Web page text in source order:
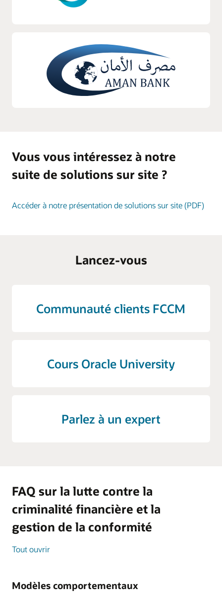
Vous vous intéressez à notre
suite de solutions sur site ?
Accéder à notre présentation de solutions sur site (PDF)
Lancez-vous
Communauté clients FCCM
Cours Oracle University
Parlez à un expert
FAQ sur la lutte contre la
criminalité financière et la
gestion de la conformité
Tout ouvrir
Modèles comportementaux